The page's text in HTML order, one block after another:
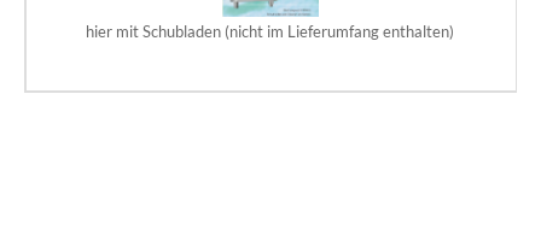
hier mit Schubladen (nicht im Lieferumfang enthalten)